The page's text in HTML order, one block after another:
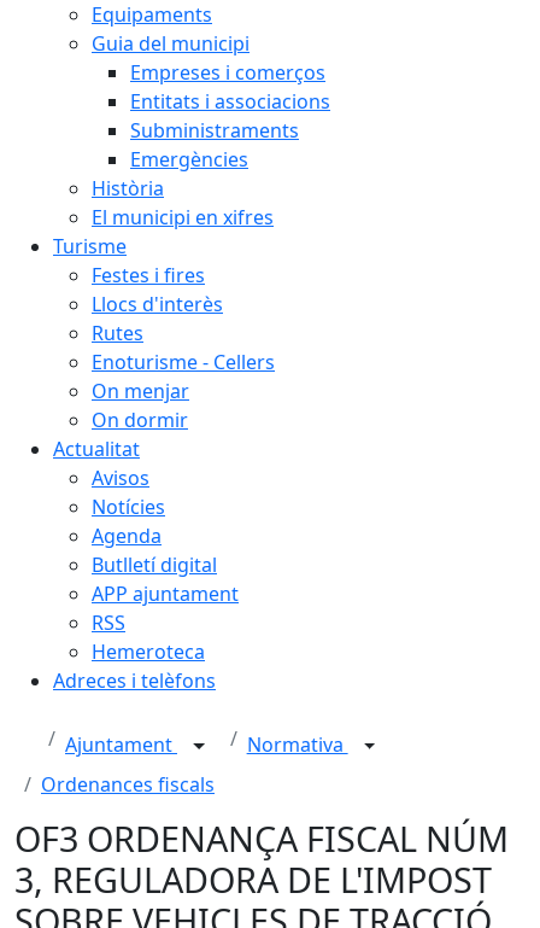
Equipaments
Guia del municipi
Empreses i comerços
Entitats i associacions
Subministraments
Emergències
Història
El municipi en xifres
Turisme
Festes i fires
Llocs d'interès
Rutes
Enoturisme - Cellers
On menjar
On dormir
Actualitat
Avisos
Notícies
Agenda
Butlletí digital
APP ajuntament
RSS
Hemeroteca
Adreces i telèfons
Ajuntament
Normativa
Ordenances fiscals
OF3 ORDENANÇA FISCAL NÚM
3, REGULADORA DE L'IMPOST